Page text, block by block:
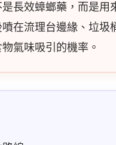
長效蟑螂藥，而是用
在流理台邊緣、垃圾
氣味吸引的機率。